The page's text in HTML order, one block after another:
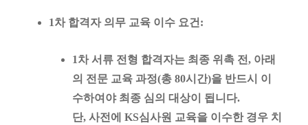
1차 합격자 의무 교육 이수 요건:
1차 서류 전형 합격자는 최종 위촉 전, 아래
의 전문 교육 과정(총 80시간)을 반드시 이
수하여야 최종 심의 대상이 됩니다.
단, 사전에 KS심사원 교육을 이수한 경우 치